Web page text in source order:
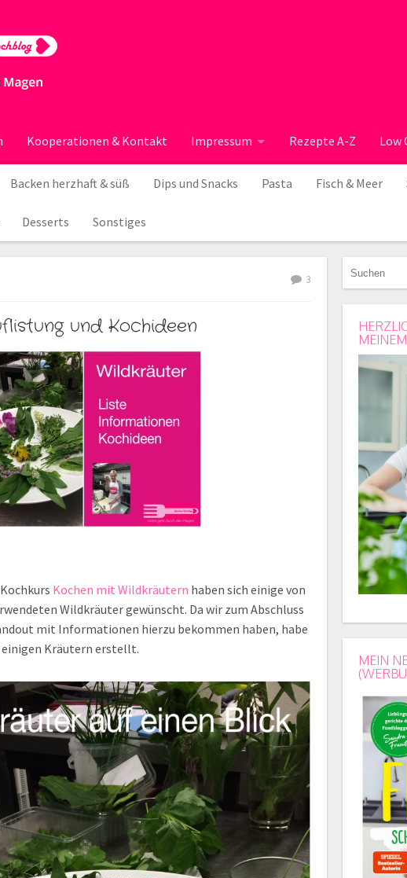
Kooperationen & Kontakt Impressum Rezepte A-Z Low
Backen herzhaft & süß Dips und Snacks Pasta Fisch & Meer
Desserts Sonstiges
3
und Kochideen
Kochen mit Wildkräutern haben sich einige von
Wildkräuter gewünscht. Da wir zum Abschluss
mit Informationen hierzu bekommen haben, habe
einigen Kräutern erstellt.
MEIN